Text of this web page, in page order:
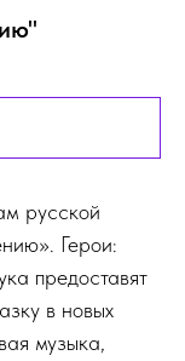
русской
Герои:
предоставят
в новых
музыка,